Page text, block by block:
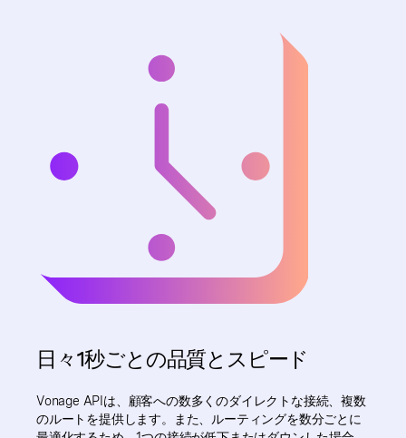
日々1秒ごとの品質とスピード
Vonage APIは、顧客への数多くのダイレクトな接続、複数
のルートを提供します。また、ルーティングを数分ごとに